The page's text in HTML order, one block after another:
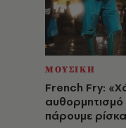
ΜΟΥΣΙΚΗ
French Fry:
πάρουμε